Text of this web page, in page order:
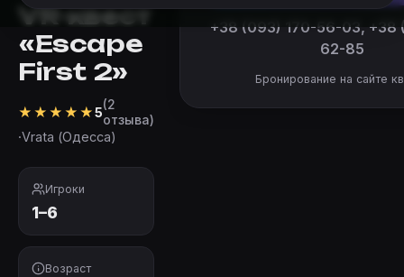
VR-квест
«Escape
First 2»
★ ★ ★ ★ ★5(2
отзыва)
·Vrata (Одесса)
Игроки
1–6
Возраст
+38 (093) 170-56-03, +38
62-85
Бронирование на сайте